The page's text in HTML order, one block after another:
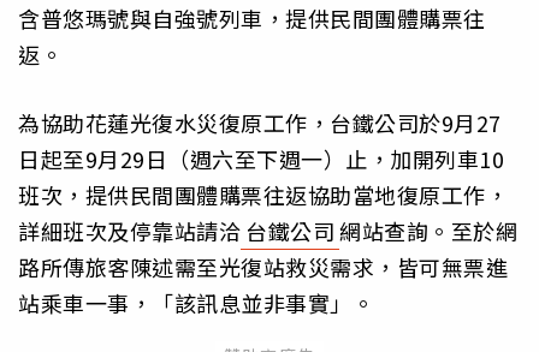
含普悠瑪號與自強號列車，提供民間團體購票往
返。
為協助花蓮光復水災復原工作，台鐵公司於9月27
日起至9月29日（週六至下週一）止，加開列車10
班次，提供民間團體購票往返協助當地復原工作，
詳細班次及停靠站請洽 台鐵公司網站查詢。至於網
路所傳旅客陳述需至光復站救災需求，皆可無票進
站乘車一事，「該訊息並非事實」。